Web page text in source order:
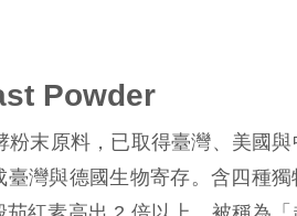
Powder
粉末原料，已取得臺灣、美國與
灣與德國生物寄存。含四種獨